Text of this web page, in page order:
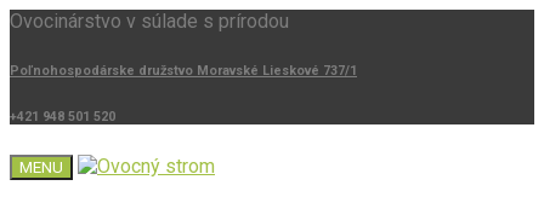
Ovocinárstvo v súlade s prírodou
Poľnohospodárske družstvo Moravské Lieskové 737/1
+421 948 501 520
MENU